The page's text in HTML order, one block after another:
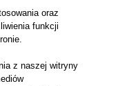
oraz
funkcji
z naszej witryny